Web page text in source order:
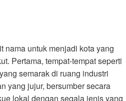
nama untuk menjadi kota yang
Pertama, tempat-tempat seperti
semarak di ruang industri
yang jujur, bersumber secara
lokal dengan segala jenis yang